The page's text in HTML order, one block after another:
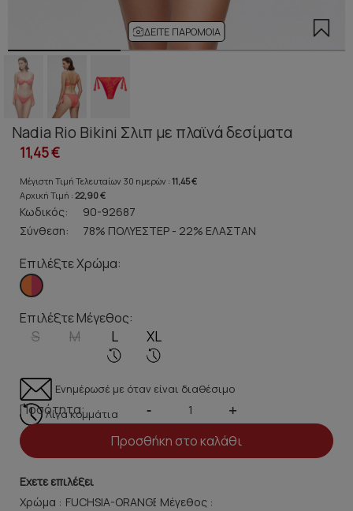
ΔΕΊΤΕ ΠΑΡΌΜΟΙΑ
Nadia Rio Bikini Σλιπ με πλαϊνά δεσίματα
11,45 €
Μέγιστη Τιμή Τελευταίων 30 ημερών : 11,45 €
Αρχική Τιμή : 22,90 €
Κωδικός:
90-92687
Σύνθεση:
78% ΠΟΛΥΕΣΤΕΡ - 22% ΕΛΑΣΤΑΝ
Επιλέξτε Χρώμα:
Επιλέξτε Μέγεθος:
S M L XL
Ενημέρωσέ με όταν είναι διαθέσιμο
Λίγα κομμάτια
Ποσότητα: - +
Προσθήκη στο καλάθι
Εχετε επιλέξει
Χρώμα :
Μέγεθος :